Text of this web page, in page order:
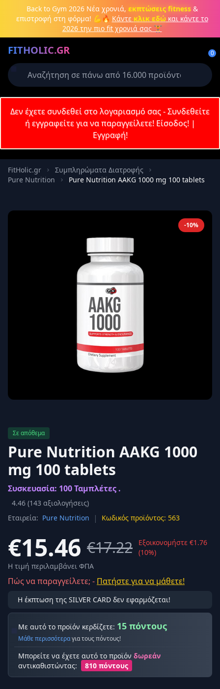
Μετάβαση στο κύριο περιεχόμενο
Back to Gym 2026Νέα χρονιά, εκπτώσεις fitness&
επιστροφή στη φόρμα! 💪🔥 Κάντε κλικ εδώκαι κάντε το
2026 την πιο fit χρονιά σας 🏋️
FITHOLIC.GR 0
Πρωτεΐνες Pre-Workout Aμινοξέα Καύση λίπους
Δεν έχετε συνδεθεί στο λογαριασμό σας - Συνδεθείτε
ή εγγραφείτε για να παραγγείλετε! Είσοδος!|
Εγγραφή!
FitHolic.gr
Συμπληρώματα Διατροφής
Pure Nutrition
Pure Nutrition AAKG 1000 mg 100 tablets
-10%
Σε απόθεμα
Pure Nutrition AAKG 1000
mg 100 tablets
Συσκευασία: 100 Ταμπλέτες .
4.46 (143 αξιολογήσεις)
Εταιρεία: Pure Nutrition | Κωδικός προϊόντος: 563
€15.46 €17.22
Εξοικονομήστε €1.76
(10%)
Η τιμή περιλαμβάνει ΦΠΑ
Πώς να παραγγείλετε; - Πατήστε για να μάθετε!
Η έκπτωση της SILVER CARD δεν εφαρμόζεται!
Με αυτό το προϊόν κερδίζετε: 15 πόντους
Μάθε περισσότεραγια τους πόντους!
Μπορείτε να έχετε αυτό το προϊόν δωρεάν
αντικαθιστώντας:
810 πόντους
Δημιουργήστε λογαριασμό ή
Απαιτείται για την ολοκλήρωση της
παραγγελίας σας
Σύνδεση Εγγραφή
Κωδικός
Ξεχάσατε τον κωδικό σας;
Δεν έχετε λογαριασμό; Εγγραφείτε εδώ